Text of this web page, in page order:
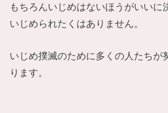
もちろんいじめはないほうがいいに
いじめられたくはありません。
いじめ撲滅のために多くの人たちが
ります。